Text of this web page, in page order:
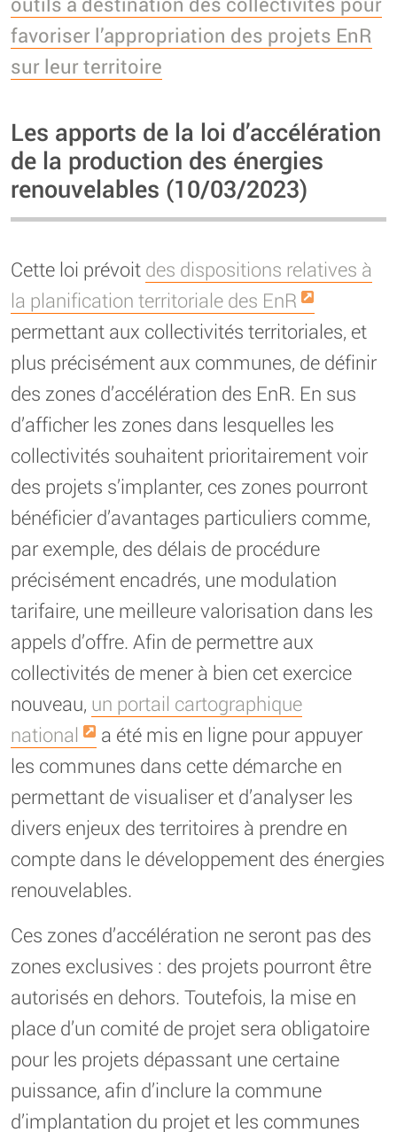
favoriser l’appropriation des projets EnR
sur leur territoire
Les apports de la loi d’accélération
de la production des énergies
renouvelables (10/03/2023)
Cette loi prévoit des dispositions relatives à
la planification territoriale des EnR
permettant aux collectivités territoriales, et
plus précisément aux communes, de définir
des zones d’accélération des EnR. En sus
d’afficher les zones dans lesquelles les
collectivités souhaitent prioritairement voir
des projets s’implanter, ces zones pourront
bénéficier d’avantages particuliers comme,
par exemple, des délais de procédure
précisément encadrés, une modulation
tarifaire, une meilleure valorisation dans les
appels d’offre. Afin de permettre aux
collectivités de mener à bien cet exercice
nouveau, un portail cartographique
national
a été mis en ligne pour appuyer
les communes dans cette démarche en
permettant de visualiser et d’analyser les
divers enjeux des territoires à prendre en
compte dans le développement des énergies
renouvelables.
Ces zones d’accélération ne seront pas des
zones exclusives : des projets pourront être
autorisés en dehors. Toutefois, la mise en
place d’un comité de projet sera obligatoire
pour les projets dépassant une certaine
puissance, afin d’inclure la commune
d’implantation du projet et les communes